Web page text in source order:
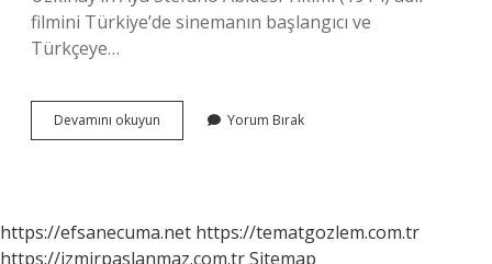
filmini Türkiye’de sinemanın başlangıcı ve
Türkçeye…
Devamını okuyun
Türk
Yorum Bırak
https://efsanecuma.net https://tematgozlem.com.tr
https://izmirpaslanmaz.com.trSitemap